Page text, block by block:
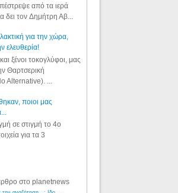
από τα ιερά
δει τον Δημήτρη Αβ...
για την χώρα,
ελευθερία!
ξένοι τοκογλύφοι, μας
Θαρτσερική
Alternative). ...
ποιοι μας
σε στιγμή το 4ο
για τα 3
στο planetnews